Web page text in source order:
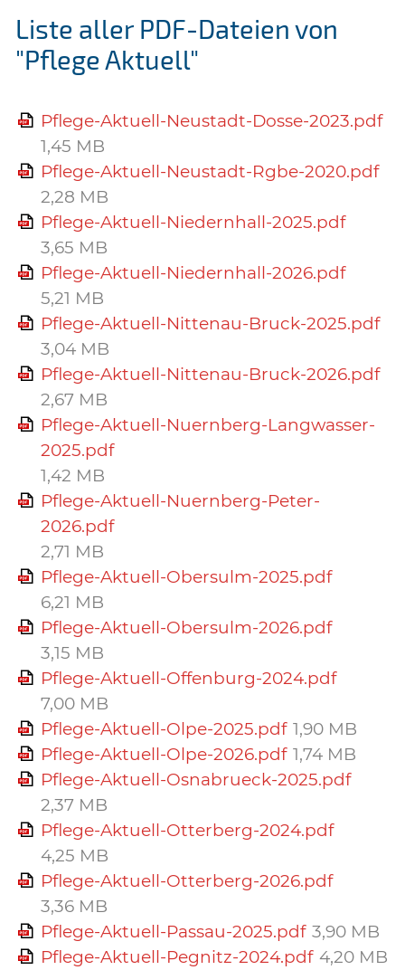
Liste aller PDF-Dateien von
"Pflege Aktuell"
Pflege-Aktuell-Neustadt-Dosse-2023.pdf
1,45 MB
Pflege-Aktuell-Neustadt-Rgbe-2020.pdf
2,28 MB
Pflege-Aktuell-Niedernhall-2025.pdf
3,65 MB
Pflege-Aktuell-Niedernhall-2026.pdf
5,21 MB
Pflege-Aktuell-Nittenau-Bruck-2025.pdf
3,04 MB
Pflege-Aktuell-Nittenau-Bruck-2026.pdf
2,67 MB
Pflege-Aktuell-Nuernberg-Langwasser-
2025.pdf
1,42 MB
Pflege-Aktuell-Nuernberg-Peter-
2026.pdf
2,71 MB
Pflege-Aktuell-Obersulm-2025.pdf
6,21 MB
Pflege-Aktuell-Obersulm-2026.pdf
3,15 MB
Pflege-Aktuell-Offenburg-2024.pdf
7,00 MB
Pflege-Aktuell-Olpe-2025.pdf 1,90 MB
Pflege-Aktuell-Olpe-2026.pdf 1,74 MB
Pflege-Aktuell-Osnabrueck-2025.pdf
2,37 MB
Pflege-Aktuell-Otterberg-2024.pdf
4,25 MB
Pflege-Aktuell-Otterberg-2026.pdf
3,36 MB
Pflege-Aktuell-Passau-2025.pdf 3,90 MB
Pflege-Aktuell-Pegnitz-2024.pdf 4,20 MB